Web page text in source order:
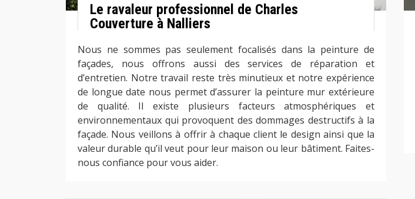
Le ravaleur professionnel de Charles
Couverture à Nalliers
Nous ne sommes pas seulement focalisés dans la peinture de
façades, nous offrons aussi des services de réparation et
d’entretien. Notre travail reste très minutieux et notre expérience
de longue date nous permet d’assurer la peinture mur extérieure
de qualité. Il existe plusieurs facteurs atmosphériques et
environnementaux qui provoquent des dommages destructifs à la
façade. Nous veillons à offrir à chaque client le design ainsi que la
valeur durable qu’il veut pour leur maison ou leur bâtiment. Faites-
nous confiance pour vous aider.